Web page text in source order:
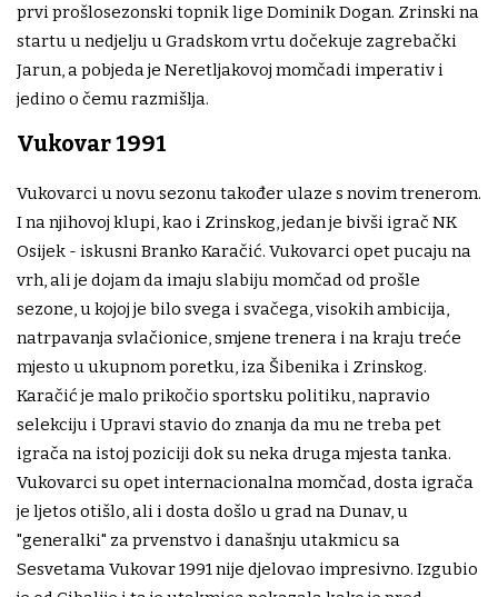
prvi prošlosezonski topnik lige Dominik Dogan. Zrinski na
startu u nedjelju u Gradskom vrtu dočekuje zagrebački
Jarun, a pobjeda je Neretljakovoj momčadi imperativ i
jedino o čemu razmišlja.
Vukovar 1991
Vukovarci u novu sezonu također ulaze s novim trenerom.
I na njihovoj klupi, kao i Zrinskog, jedan je bivši igrač NK
Osijek - iskusni Branko Karačić. Vukovarci opet pucaju na
vrh, ali je dojam da imaju slabiju momčad od prošle
sezone, u kojoj je bilo svega i svačega, visokih ambicija,
natrpavanja svlačionice, smjene trenera i na kraju treće
mjesto u ukupnom poretku, iza Šibenika i Zrinskog.
Karačić je malo prikočio sportsku politiku, napravio
selekciju i Upravi stavio do znanja da mu ne treba pet
igrača na istoj poziciji dok su neka druga mjesta tanka.
Vukovarci su opet internacionalna momčad, dosta igrača
je ljetos otišlo, ali i dosta došlo u grad na Dunav, u
"generalki" za prvenstvo i današnju utakmicu sa
Sesvetama Vukovar 1991 nije djelovao impresivno. Izgubio